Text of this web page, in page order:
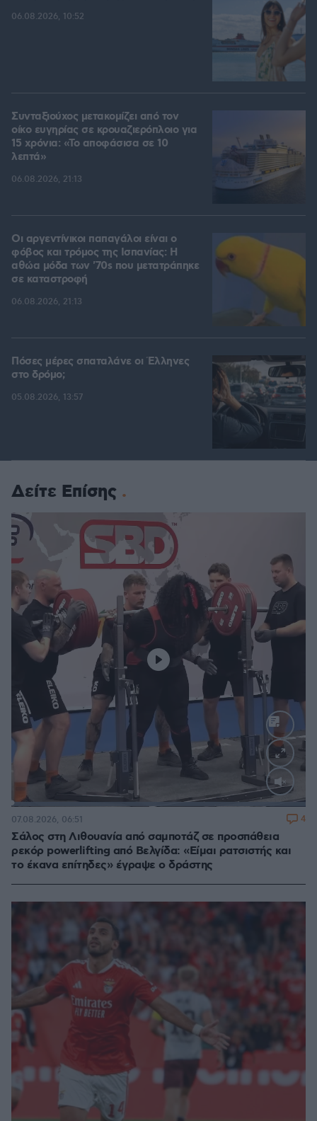
06.08.2026, 10:52
Συνταξιούχος μετακομίζει από τον
οίκο ευγηρίας σε κρουαζιερόπλοιο για
15 χρόνια: «Το αποφάσισα σε 10
λεπτά»
06.08.2026, 21:13
Οι αργεντίνικοι παπαγάλοι είναι ο
φόβος και τρόμος της Ισπανίας: Η
αθώα μόδα των '70s που μετατράπηκε
σε καταστροφή
06.08.2026, 21:13
Πόσες μέρες σπαταλάνε οι Έλληνες
στο δρόμο;
05.08.2026, 13:57
Δείτε Επίσης
Loaded:
Σάλος στη Λιθουανία από σαμποτάζ σε προσπάθεια
ρεκόρ powerlifting από Βελγίδα: «Είμαι ρατσιστής και
το έκανα επίτηδες» έγραψε ο δράστης
07.08.2026, 06:51 4